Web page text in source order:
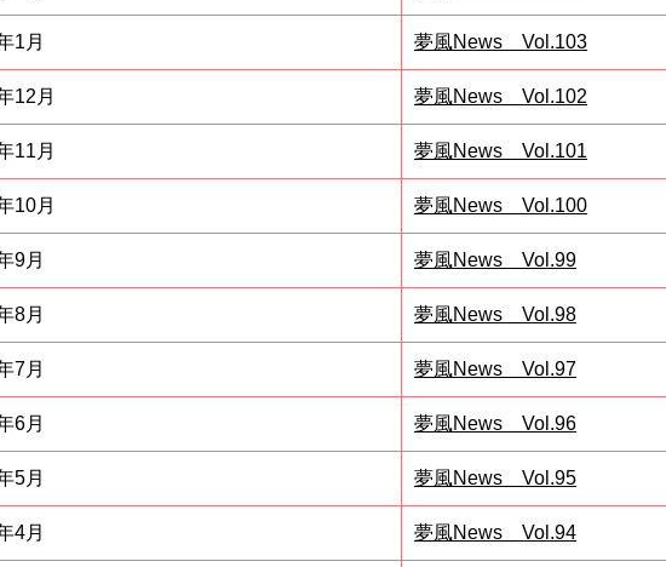
1月 夢風News Vol.103
12月 夢風News Vol.102
11月 夢風News Vol.101
10月 夢風News Vol.100
9月 夢風News Vol.99
8月 夢風News Vol.98
7月 夢風News Vol.97
6月 夢風News Vol.96
5月 夢風News Vol.95
4月 夢風News Vol.94